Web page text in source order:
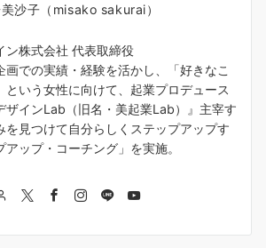
沙子（misako sakurai）
ン株式会社 代表取締役
画での実績・経験を活かし、「好きなこ
という女性に向けて、起業プロデュース
ザインLab（旧名・美起業Lab）』主宰す
を見つけて自分らしくステップアップす
ップ・コーチング」を実施。